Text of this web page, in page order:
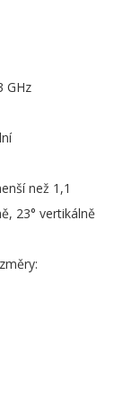
GHz
než 1,1
23° vertikálně